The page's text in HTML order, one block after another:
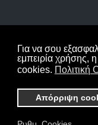
Για να σου
εμπειρία χρήσης,
cookies. Πολιτική
Απόρριψη
Πολιτική
Πολιτική
Copyright ©